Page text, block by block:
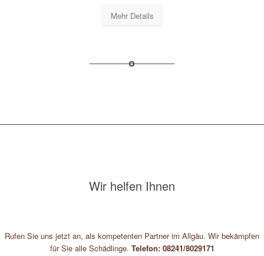
Mehr Details
Wir helfen Ihnen
Rufen Sie uns jetzt an, als kompetenten Partner im Allgäu. Wir bekämpfen
für Sie alle Schädlinge. Telefon: 08241/8029171